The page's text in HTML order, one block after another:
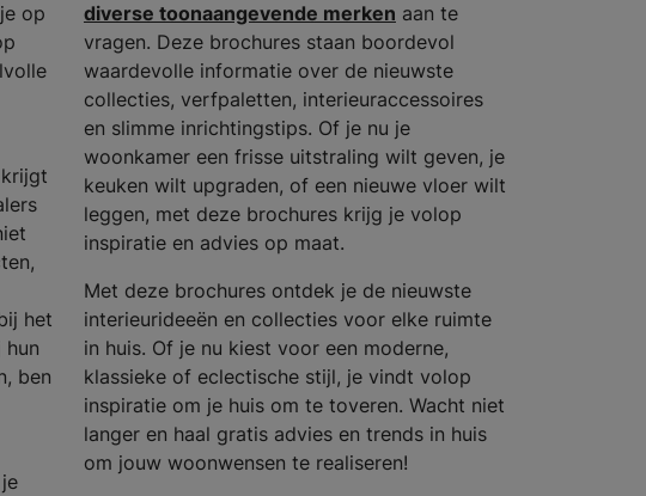
op
het
hun
ben
diverse toonaangevende merken aan te
vragen. Deze brochures staan boordevol
waardevolle informatie over de nieuwste
collecties, verfpaletten, interieuraccessoires
en slimme inrichtingstips. Of je nu je
woonkamer een frisse uitstraling wilt geven, je
keuken wilt upgraden, of een nieuwe vloer wilt
leggen, met deze brochures krijg je volop
inspiratie en advies op maat.
Met deze brochures ontdek je de nieuwste
interieurideeën en collecties voor elke ruimte
in huis. Of je nu kiest voor een moderne,
klassieke of eclectische stijl, je vindt volop
inspiratie om je huis om te toveren. Wacht niet
langer en haal gratis advies en trends in huis
om jouw woonwensen te realiseren!